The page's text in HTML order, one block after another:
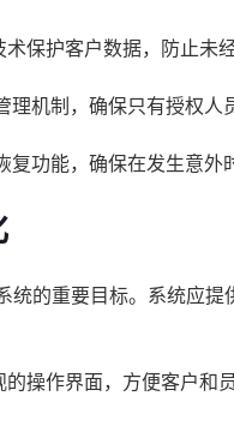
保护客户数据，防止未
理机制，确保只有授权人
复功能，确保在发生意外
统的重要目标。系统应
操作界面，方便客户和员